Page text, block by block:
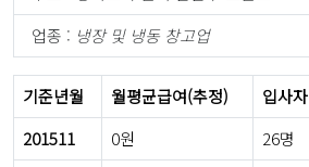
업종 : 냉장 및 냉동 창고업
기준년월 월평균급여(추정) 입사자
201511
0원 26명